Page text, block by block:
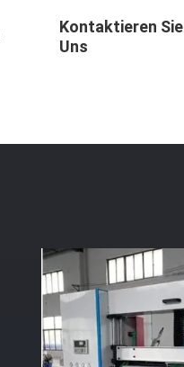
Kontaktieren Sie
Uns